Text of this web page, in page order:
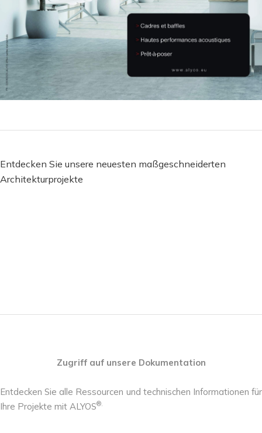
Entdecken Sie unsere neuesten maßgeschneiderten
Architekturprojekte
Zugriff auf unsere Dokumentation
Entdecken Sie alle Ressourcen und technischen Informationen für
Ihre Projekte mit ALYOS®.